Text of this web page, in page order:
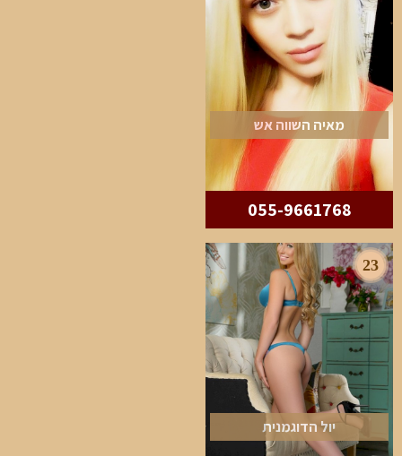
מאיה השווה אש
055-9661768
23
יול הדוגמנית